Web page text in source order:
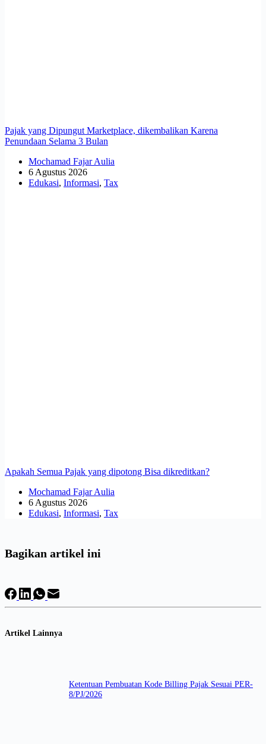
Pajak yang Dipungut Marketplace, dikembalikan Karena
Penundaan Selama 3 Bulan
Mochamad Fajar Aulia
6 Agustus 2026
Edukasi, Informasi, Tax
Apakah Semua Pajak yang dipotong Bisa dikreditkan?
Mochamad Fajar Aulia
6 Agustus 2026
Edukasi, Informasi, Tax
Bagikan artikel ini
Artikel Lainnya
Ketentuan Pembuatan Kode Billing Pajak Sesuai PER-
8/PJ/2026